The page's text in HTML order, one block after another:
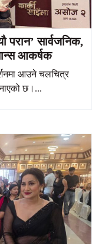
परान’ सार्वजनिक,
आकर्षक
आउने चलचित्र
छ।...